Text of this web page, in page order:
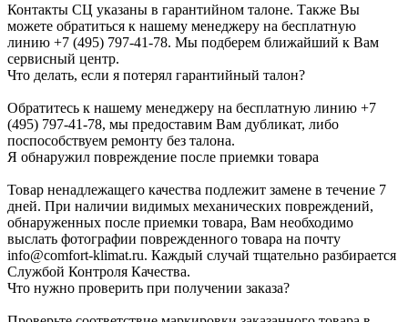
Контакты СЦ указаны в гарантийном талоне. Также Вы
можете обратиться к нашему менеджеру на бесплатную
линию +7 (495) 797-41-78. Мы подберем ближайший к Вам
сервисный центр.
Что делать, если я потерял гарантийный талон?
Обратитесь к нашему менеджеру на бесплатную линию +7
(495) 797-41-78, мы предоставим Вам дубликат, либо
поспособствуем ремонту без талона.
Я обнаружил повреждение после приемки товара
Товар ненадлежащего качества подлежит замене в течение 7
дней. При наличии видимых механических повреждений,
обнаруженных после приемки товара, Вам необходимо
выслать фотографии поврежденного товара на почту
info@comfort-klimat.ru. Каждый случай тщательно разбирается
Службой Контроля Качества.
Что нужно проверить при получении заказа?